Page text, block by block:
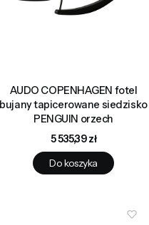
AUDO COPENHAGEN fotel
bujany tapicerowane siedzisko
PENGUIN orzech
Cena
5 535,39 zł
Do koszyka